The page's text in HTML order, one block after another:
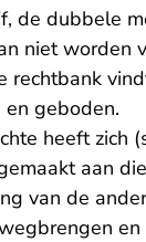
de dubbele
niet worden
rechtbank
geboden.
heeft zich
aan
van de